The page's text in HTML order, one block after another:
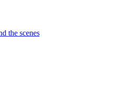
the scenes